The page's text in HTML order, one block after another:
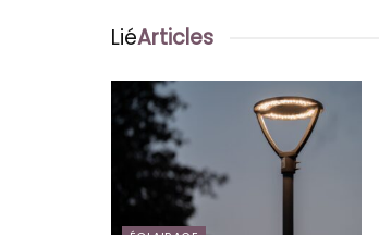
LiéArticles